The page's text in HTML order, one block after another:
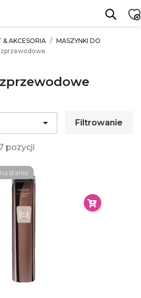
& AKCESORIA
MASZYNKI DO
 Filtrowanie
pozycji
stanie